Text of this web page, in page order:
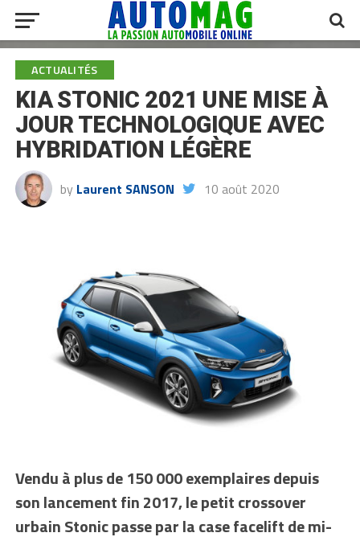
ACTUALITÉS
KIA STONIC 2021 UNE MISE À
JOUR TECHNOLOGIQUE AVEC
HYBRIDATION LÉGÈRE
by Laurent SANSON 10 août 2020
Vendu à plus de 150 000 exemplaires depuis
son lancement fin 2017, le petit crossover
urbain Stonic passe par la case facelift de mi-